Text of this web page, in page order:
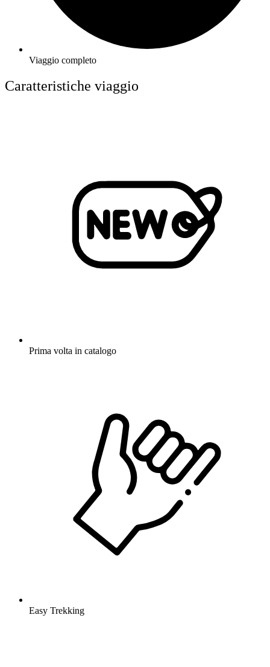
Viaggio completo
Caratteristiche viaggio
Prima volta in catalogo
Easy Trekking